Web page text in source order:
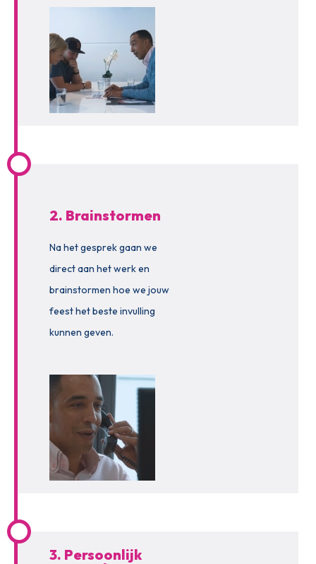
2. Brainstormen
Na het gesprek gaan we
direct aan het werk en
brainstormen hoe we jouw
feest het beste invulling
kunnen geven.
3. Persoonlijk